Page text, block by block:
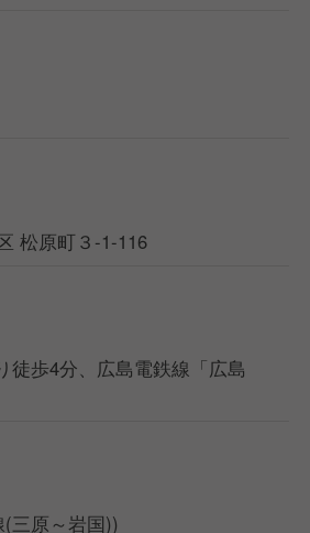
松原町３-1-116
徒歩4分、広島電鉄線「広島
三原～岩国))